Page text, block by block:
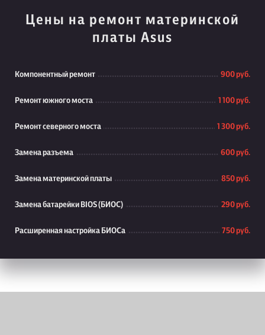
Цены на ремонт материнской
платы Asus
Компонентный ремонт 900 руб.
Ремонт южного моста 1 100 руб.
Ремонт северного моста 1 300 руб.
Замена разъема 600 руб.
Замена материнской платы 850 руб.
Замена батарейки BIOS (БИОС) 290 руб.
Расширенная настройка БИОСа 750 руб.